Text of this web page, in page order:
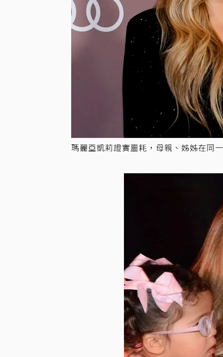
瑪麗亞凱莉證實噩耗，母親、姊姊在同